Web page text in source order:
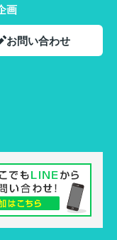
画
お問い合わせ